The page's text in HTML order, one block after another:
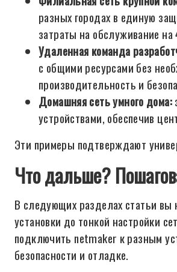
разных городах в единую
затраты на обслуживание
Удаленная команда
с общими ресурсами без
производительность и
Домашняя сеть умного дома:
устройствами, обеспечив
Эти примеры подтверждают
Что дальше?
В следующих разделах статьи вы
установки до тонкой настройки
подключить netmaker к разным
безопасности и отладке.